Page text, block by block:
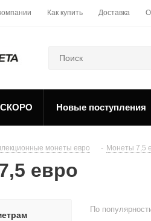
Как купить Доставка
СКОРО Новые поступления
монеты евро - Монеты 7,5
евро
По